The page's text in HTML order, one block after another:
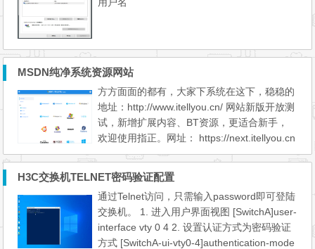
lication\msedge.exe';$s.Ar...
MSDN纯净系统资源网站
方方面面的都有，大家下系统在这下，稳稳的
地址：http://www.itellyou.cn/ 网站新版开放测
试，新增扩展内容、BT资源，更适合新手，
欢迎使用指正。网址： https://next.itellyou.cn
H3C交换机TELNET密码验证配置
通过Telnet访问，只需输入password即可登陆
交换机。 1. 进入用户界面视图 [SwitchA]user-
interface vty 0 4 2. 设置认证方式为密码验证
方式 [SwitchA-ui-vty0-4]authentication-mode